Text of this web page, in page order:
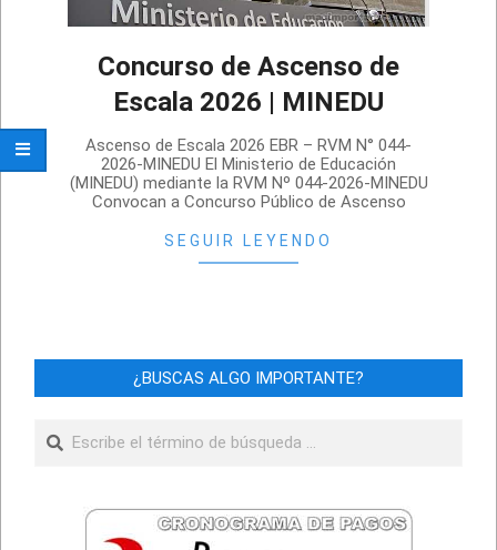
Concurso de Ascenso de
Escala 2026 | MINEDU
08
Ascenso de Escala 2026 EBR – RVM N° 044-
2026-MINEDU El Ministerio de Educación
(MINEDU) mediante la RVM Nº 044-2026-MINEDU
Convocan a Concurso Público de Ascenso
SEGUIR LEYENDO
¿BUSCAS ALGO IMPORTANTE?
Buscar